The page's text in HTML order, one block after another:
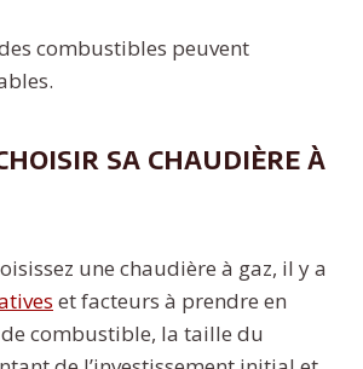
combustibles peuvent
sa chaudière à
une chaudière à gaz, il y a
et facteurs à prendre en
combustible, la taille du